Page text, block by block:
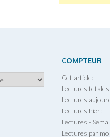
COMPTEUR
Cet article:
Lectures totales:
Lectures
Lectures hier:
Lectures -
Lectures par